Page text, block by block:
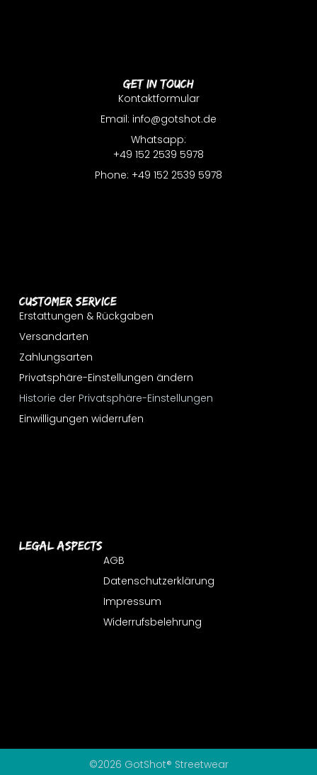
Customer Service
Erstattungen & Rückgaben
Versandarten
Zahlungsarten
Privatsphäre-Einstellungen ändern
Historie der Privatsphäre-Einstellungen
Einwilligungen widerrufen
Get In Touch
Kontaktformular
Email: info@gotshot.de
Whatsapp:
+49 152 2539 5978
Phone: +49 152 2539 5978
Legal Aspects
AGB
Datenschutzerklärung
Impressum
Widerrufsbelehrung
©2026 GotShot® Streetwear